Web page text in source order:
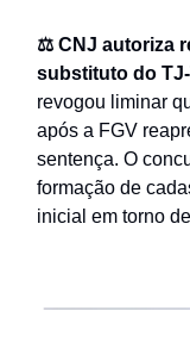
⚖️ CNJ autoriza
substituto do
revogou liminar
após a FGV
sentença. O
formação de
inicial em torno